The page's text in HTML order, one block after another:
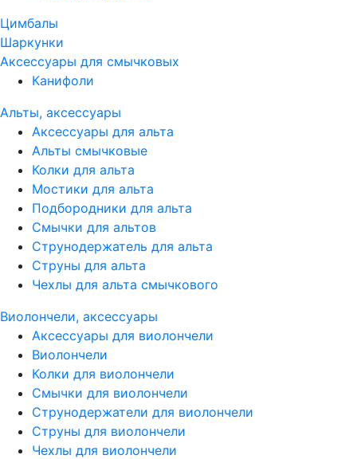
Цимбалы
Шаркунки
Аксессуары для смычковых
Канифоли
Альты, аксессуары
Аксессуары для альта
Альты смычковые
Колки для альта
Мостики для альта
Подбородники для альта
Смычки для альтов
Струнодержатель для альта
Струны для альта
Чехлы для альта смычкового
Виолончели, аксессуары
Аксессуары для виолончели
Виолончели
Колки для виолончели
Смычки для виолончели
Струнодержатели для виолончели
Струны для виолончели
Чехлы для виолончели